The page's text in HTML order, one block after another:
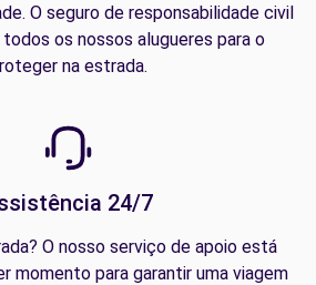
O seguro de responsabilidade civil
os nossos alugueres para o
na estrada.
24/7
O nosso serviço de apoio está
momento para garantir uma viagem